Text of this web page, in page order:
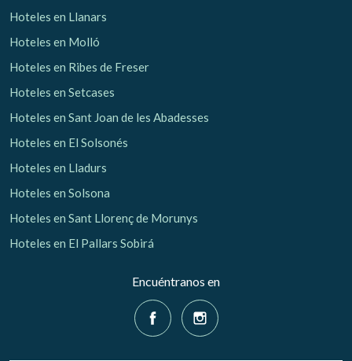
Hoteles en Llanars
Hoteles en Molló
Hoteles en Ribes de Freser
Hoteles en Setcases
Hoteles en Sant Joan de les Abadesses
Hoteles en El Solsonés
Hoteles en Lladurs
Hoteles en Solsona
Hoteles en Sant Llorenç de Morunys
Hoteles en El Pallars Sobirá
Encuéntranos en